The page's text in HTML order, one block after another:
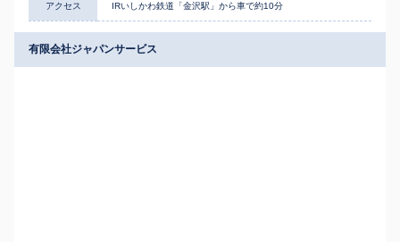
アクセス IRいしかわ鉄道「金沢駅」から車で約10分
有限会社ジャパンサービス